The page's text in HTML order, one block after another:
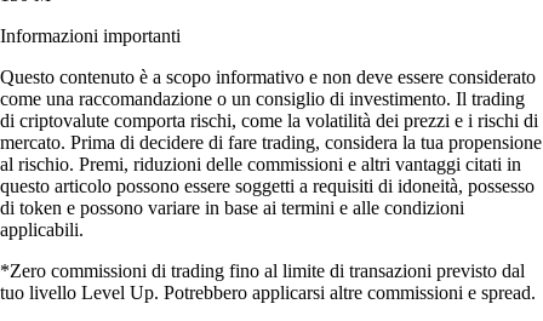
Informazioni importanti
Questo contenuto è a scopo informativo e non deve essere considerato
come una raccomandazione o un consiglio di investimento. Il trading
di criptovalute comporta rischi, come la volatilità dei prezzi e i rischi di
mercato. Prima di decidere di fare trading, considera la tua propensione
al rischio. Premi, riduzioni delle commissioni e altri vantaggi citati in
questo articolo possono essere soggetti a requisiti di idoneità, possesso
di token e possono variare in base ai termini e alle condizioni
applicabili.
*Zero commissioni di trading fino al limite di transazioni previsto dal
tuo livello Level Up. Potrebbero applicarsi altre commissioni e spread.